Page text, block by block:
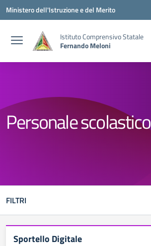
Vai ai contenuti
Vai al menu di navigazione
Vai al footer
Ministero dell'Istruzione e del Merito
Istituto Comprensivo Statale
Fernando Meloni
Personale scolastico
FILTRI
Sportello Digitale